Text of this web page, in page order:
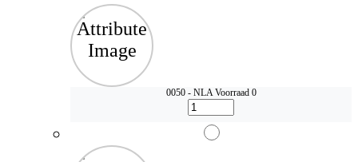
0050 - NLAVoorraad 0